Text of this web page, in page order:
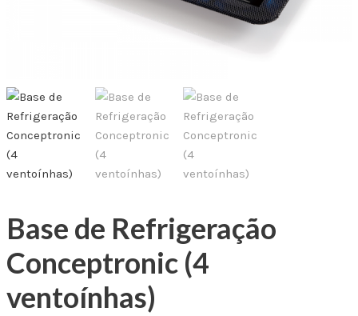
Base de Refrigeração
Conceptronic (4
ventoínhas)